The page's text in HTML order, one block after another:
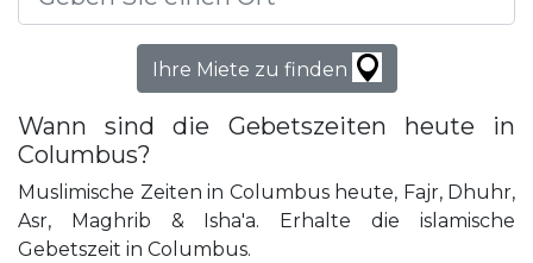
Ihre Miete zu finden
Wann sind die Gebetszeiten heute in
Columbus?
Muslimische Zeiten in Columbus heute, Fajr, Dhuhr,
Asr, Maghrib & Isha'a. Erhalte die islamische
Gebetszeit in Columbus.